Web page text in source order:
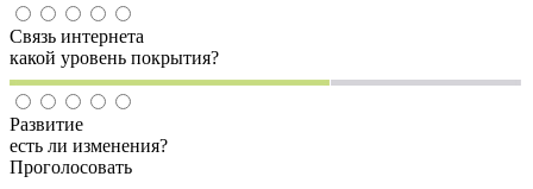
Связь интернета
какой уровень покрытия?
Развитие
есть ли изменения?
Проголосовать